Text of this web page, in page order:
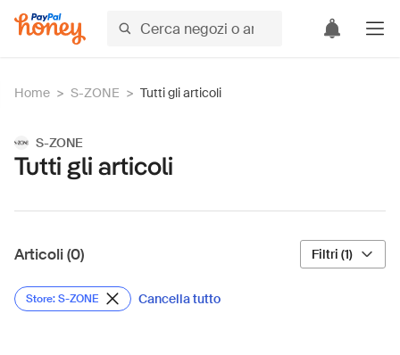
Home > S-ZONE > Tutti gli articoli
S-ZONE
Tutti gli articoli
Articoli (0) Filtri (1)
Store: S-ZONE Cancella tutto